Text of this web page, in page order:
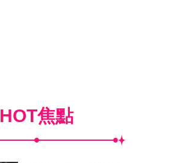
HOT焦點